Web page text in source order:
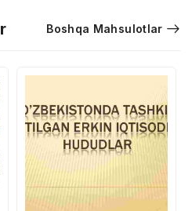
Boshqa Mahsulotlar